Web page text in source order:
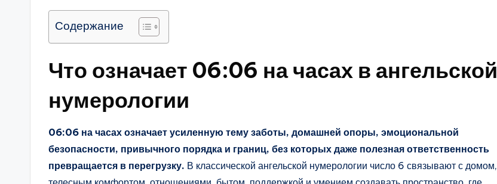
Содержание
Что означает 06:06 на часах в ангельской
нумерологии
06:06 на часах означает усиленную тему заботы, домашней опоры, эмоциональной
безопасности, привычного порядка и границ, без которых даже полезная ответственность
превращается в перегрузку. В классической ангельской нумерологии число 6 связывают с домом,